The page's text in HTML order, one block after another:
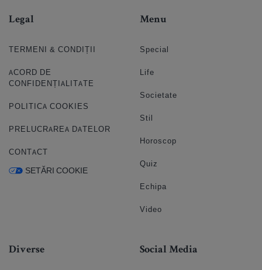
Legal
TERMENI & CONDIȚII
ACORD DE
CONFIDENȚIALITATE
POLITICA COOKIES
PRELUCRAREA DATELOR
CONTACT
SETĂRI COOKIE
Menu
Special
Life
Societate
Stil
Horoscop
Quiz
Echipa
Video
Diverse Social Media